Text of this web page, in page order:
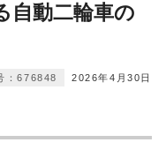
自動二輪車の
2026年4月30日
：676848